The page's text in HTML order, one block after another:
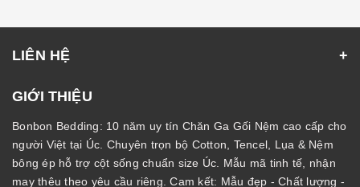
LIÊN HỆ
GIỚI THIỆU
Bonbon Bedding: 10 năm uy tín Chăn Ga Gối Nệm cao cấp cho
người Việt tại Úc. Chuyên trọn bộ Cotton, Tencel, Lụa & Nệm
bông ép hỗ trợ cột sống chuẩn size Úc. Mẫu mã tinh tế, nhận
may thêu theo yêu cầu riêng. Cam kết: Mẫu đẹp - Chất lượng -